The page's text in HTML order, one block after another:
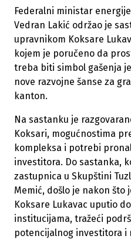
Federalni ministar
Vedran Lakić održao je
upravnikom Koksare
kojem je poručeno da
treba biti simbol gašenja
nove razvojne šanse za
kanton.
Na sastanku je
Koksari, mogućnostima
kompleksa i potrebi
investitora. Do sastanka,
zastupnica u Skupštini
Memić, došlo je nakon što
Koksare Lukavac uputio
institucijama, tražeći
potencijalnog investitora i